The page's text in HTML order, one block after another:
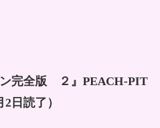
ン完全版 ２』PEACH-PIT
日読了）